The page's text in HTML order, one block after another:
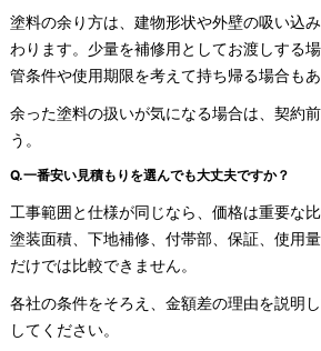
塗料の余り方は、建物形状や外壁の吸い込
わります。少量を補修用としてお渡しする
管条件や使用期限を考えて持ち帰る場合もあ
余った塗料の扱いが気になる場合は、契約
う。
Q.一番安い見積もりを選んでも大丈夫ですか？
工事範囲と仕様が同じなら、価格は重要な
塗装面積、下地補修、付帯部、保証、使用
だけでは比較できません。
各社の条件をそろえ、金額差の理由を説明
してください。